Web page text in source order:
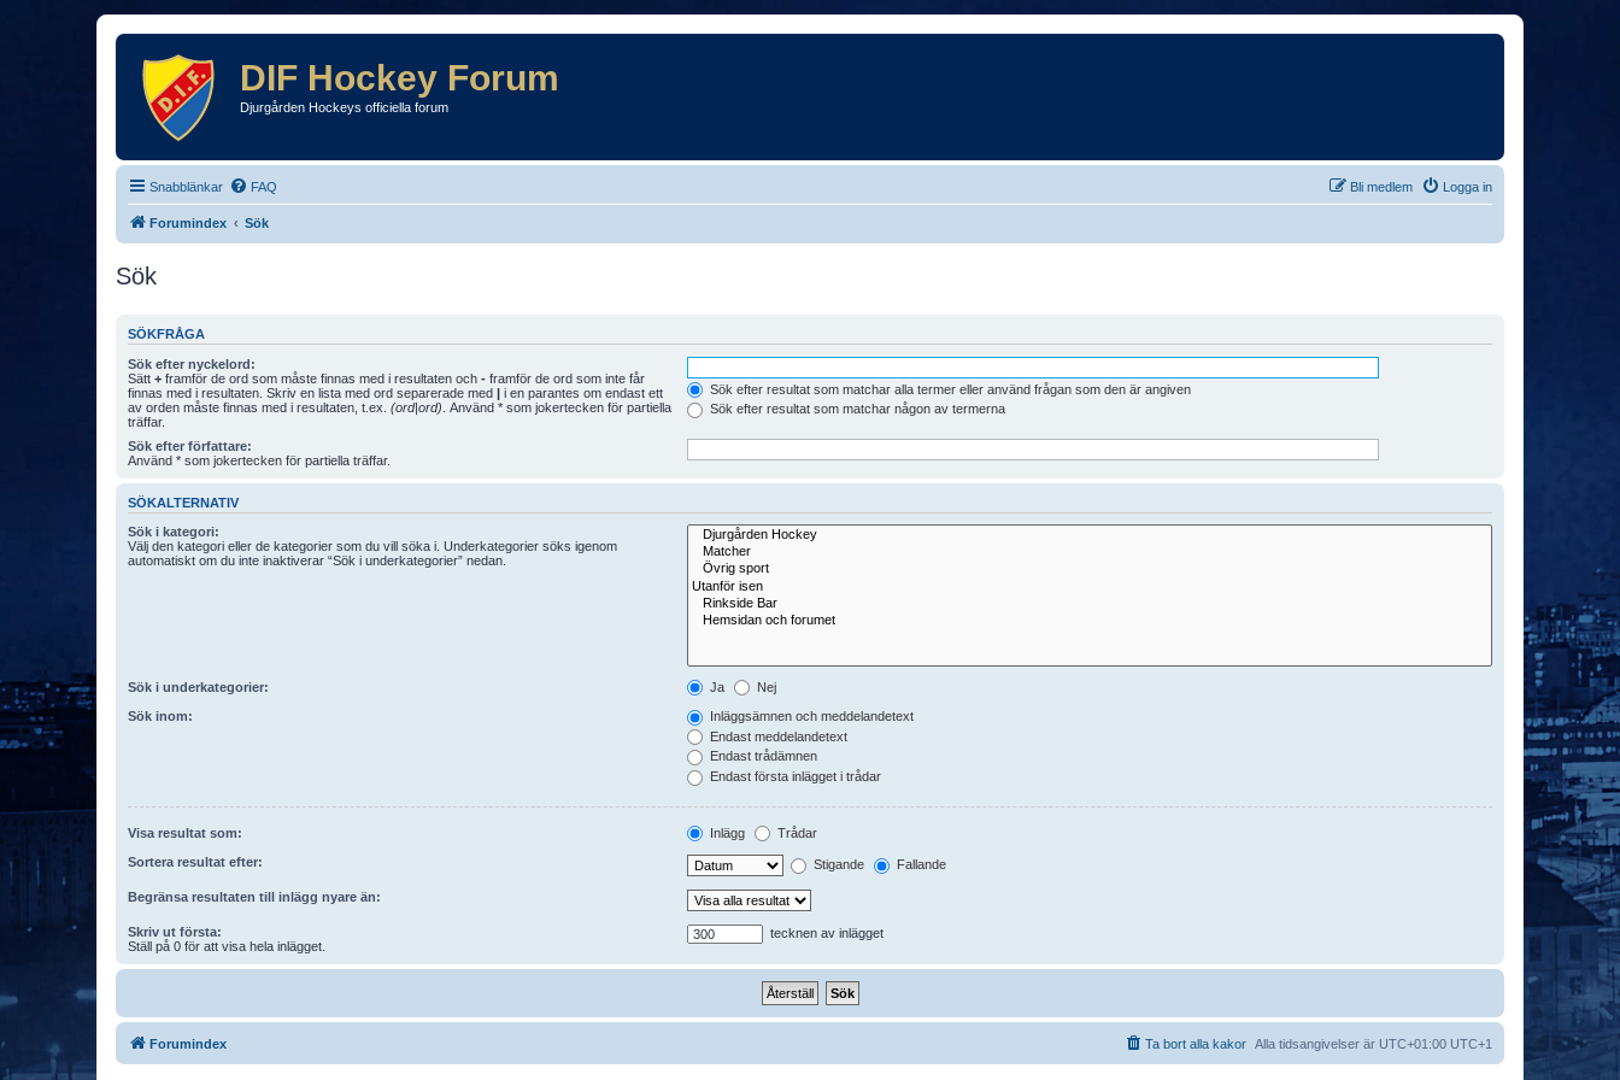
DIF Hockey Forum
Djurgården Hockeys officiella forum
Snabblänkar FAQ Logga in
Bli medlem
Forumindex Sök
Sök
SÖKFRÅGA
Sök efter nyckelord:
Sätt + framför de ord som måste finnas med i resultaten och - framför de ord som inte får
finnas med i resultaten. Skriv en lista med ord separerade med | i en parantes om endast ett
av orden måste finnas med i resultaten, t.ex. (ord|ord) . Använd * som jokertecken för partiella
träffar.
Sök efter resultat som matchar alla termer eller använd frågan som den är angiven
Sök efter resultat som matchar någon av termerna
Sök efter författare:
Använd * som jokertecken för partiella träffar.
SÖKALTERNATIV
Sök i kategori:
Välj den kategori eller de kategorier som du vill söka i. Underkategorier söks igenom
automatiskt om du inte inaktiverar “Sök i underkategorier” nedan.
Sök i underkategorier: Ja Nej
Sök inom:
Inläggsämnen och meddelandetext
Endast meddelandetext
Endast trådämnen
Endast första inlägget i trådar
Visa resultat som: Inlägg Trådar
Sortera resultat efter: Stigande Fallande
Begränsa resultaten till inlägg nyare än:
Skriv ut första:
Ställ på 0 för att visa hela inlägget.
tecknen av inlägget
Forumindex Alla tidsangivelser är UTC+01:00 UTC+1
Ta bort alla kakor